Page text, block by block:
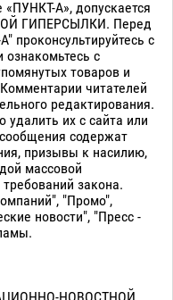
А», допускается
ГИПЕРСЫЛКИ. Перед
проконсультируйтесь с
с
товаров и
читателей
редактирования.
удалить их с сайта или
содержат
призывы к насилию,
массовой
закона.
"Промо",
новости", "Пресс -